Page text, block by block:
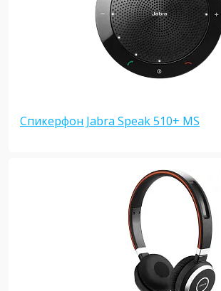
Спикерфон Jabra Speak 510+ MS